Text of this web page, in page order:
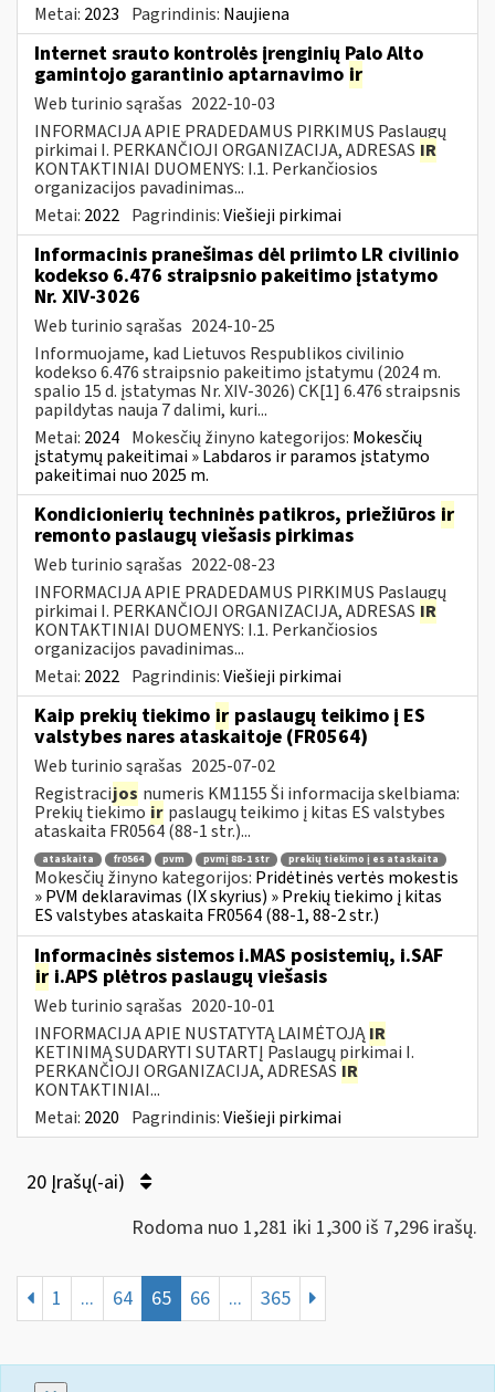
Metai: 2023 Pagrindinis: Naujiena
Internet srauto kontrolės įrenginių Palo Alto
gamintojo garantinio aptarnavimo ir
Web turinio sąrašas 2022-10-03
INFORMACIJA APIE PRADEDAMUS PIRKIMUS Paslaugų
pirkimai I. PERKANČIOJI ORGANIZACIJA, ADRESAS IR
KONTAKTINIAI DUOMENYS: I.1. Perkančiosios
organizacijos pavadinimas...
Metai: 2022 Pagrindinis:Viešieji pirkimai
Informacinis pranešimas dėl priimto LR civilinio
kodekso 6.476 straipsnio pakeitimo įstatymo
Nr. XIV-3026
Web turinio sąrašas 2024-10-25
Informuojame, kad Lietuvos Respublikos civilinio
kodekso 6.476 straipsnio pakeitimo įstatymu (2024 m.
spalio 15 d. įstatymas Nr. XIV-3026) CK[1] 6.476 straipsnis
papildytas nauja 7 dalimi, kuri...
Metai: 2024 Mokesčių žinyno kategorijos: Mokesčių
įstatymų pakeitimai » Labdaros ir paramos įstatymo
pakeitimai nuo 2025 m.
Kondicionierių techninės patikros, priežiūros ir
remonto paslaugų viešasis pirkimas
Web turinio sąrašas 2022-08-23
INFORMACIJA APIE PRADEDAMUS PIRKIMUS Paslaugų
pirkimai I. PERKANČIOJI ORGANIZACIJA, ADRESAS IR
KONTAKTINIAI DUOMENYS: I.1. Perkančiosios
organizacijos pavadinimas...
Metai: 2022 Pagrindinis:Viešieji pirkimai
Kaip prekių tiekimo ir paslaugų teikimo į ES
valstybes nares ataskaitoje (FR0564)
Web turinio sąrašas 2025-07-02
Registracijos numeris KM1155 Ši informacija skelbiama:
Prekių tiekimo ir paslaugų teikimo į kitas ES valstybes
ataskaita FR0564 (88-1 str.)...
ataskaita fr0564 pvm pvmį 88-1 str prekių tiekimo į es ataskaita
Mokesčių žinyno kategorijos: Pridėtinės vertės mokestis
» PVM deklaravimas (IX skyrius) » Prekių tiekimo į kitas
ES valstybes ataskaita FR0564 (88-1, 88-2 str.)
Informacinės sistemos i.MAS posistemių, i.SAF
ir i.APS plėtros paslaugų viešasis
Web turinio sąrašas 2020-10-01
INFORMACIJA APIE NUSTATYTĄ LAIMĖTOJĄIR
KETINIMĄ SUDARYTI SUTARTĮ Paslaugų pirkimai I.
PERKANČIOJI ORGANIZACIJA, ADRESAS IR
KONTAKTINIAI...
Metai: 2020 Pagrindinis:Viešieji pirkimai
20 Įrašų(-ai)
Rodoma nuo 1,281 iki 1,300 iš 7,296 irašų.
1 ... 64 65 66 ... 365